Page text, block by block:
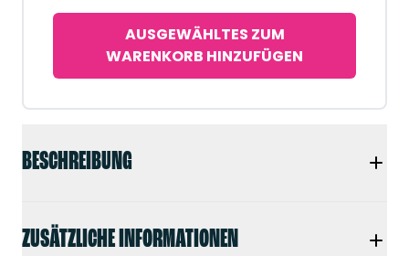
BESCHREIBUNG
ZUSÄTZLICHE INFORMATIONEN
AUSGEWÄHLTES ZUM
WARENKORB HINZUFÜGEN